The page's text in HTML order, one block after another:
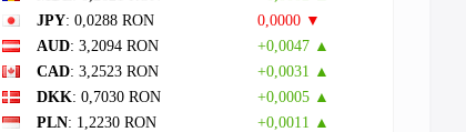
JPY: 0,0288 RON
0,0000 ▼
AUD: 3,2094 RON
+0,0047 ▲
CAD: 3,2523 RON
+0,0031 ▲
DKK: 0,7030 RON
+0,0005 ▲
PLN: 1,2230 RON
+0,0011 ▲